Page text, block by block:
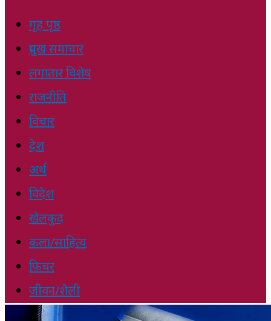
गृह पृष्ठ
प्रमुख समाचार
लगातार विशेष
राजनीति
विचार
देश
अर्थ
विदेश
खेलकुद
कला/साहित्य
फिचर
जीवन/शैली